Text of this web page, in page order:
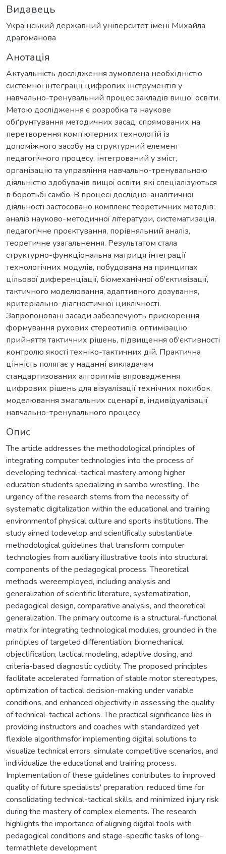
Видавець
Український державний університет імені Михайла
драгоманова
Анотація
Актуальність дослідження зумовлена необхідністю
системної інтеграції цифрових інструментів у
навчально-тренувальний процес закладів вищої освіти.
Метою дослідження є розробка та наукове
обґрунтування методичних засад, спрямованих на
перетворення комп’ютерних технологій із
допоміжного засобу на структурний елемент
педагогічного процесу, інтегрований у зміст,
організацію та управління навчально-тренувальною
діяльністю здобувачів вищої освіти, які спеціалізуються
в боротьбі самбо. В процесі дослідно-аналітичної
діяльності застосовано комплекс теоретичних методів:
аналіз науково-методичної літератури, систематизація,
педагогічне проєктування, порівняльний аналіз,
теоретичне узагальнення. Результатом стала
структурно-функціональна матриця інтеграції
технологічних модулів, побудована на принципах
цільової диференціації, біомеханічної об'єктивізації,
тактичного моделювання, адаптивного дозування,
критеріально-діагностичної циклічності.
Запропоновані засади забезпечують прискорення
формування рухових стереотипів, оптимізацію
прийняття тактичних рішень, підвищення об'єктивності
контролю якості техніко-тактичних дій. Практична
цінність полягає у наданні викладачам
стандартизованих алгоритмів впровадження
цифрових рішень для візуалізації технічних похибок,
моделювання змагальних сценаріїв, індивідуалізації
навчально-тренувального процесу
Опис
The article addresses the methodological principles of
integrating computer technologies into the process of
developing technical-tactical mastery among higher
education students specializing in sambo wrestling. The
urgency of the research stems from the necessity of
systematic digitalization within the educational and training
environmentof physical culture and sports institutions. The
study aimed todevelop and scientifically substantiate
methodological guidelines that transform computer
technologies from auxiliary illustrative tools into structural
components of the pedagogical process. Theoretical
methods wereemployed, including analysis and
generalization of scientific literature, systematization,
pedagogical design, comparative analysis, and theoretical
generalization. The primary outcome is a structural-functional
matrix for integrating technological modules, grounded in the
principles of targeted differentiation, biomechanical
objectification, tactical modeling, adaptive dosing, and
criteria-based diagnostic cyclicity. The proposed principles
facilitate accelerated formation of stable motor stereotypes,
optimization of tactical decision-making under variable
conditions, and enhanced objectivity in assessing the quality
of technical-tactical actions. The practical significance lies in
providing instructors and coaches with standardized yet
flexible algorithmsfor implementing digital solutions to
visualize technical errors, simulate competitive scenarios, and
individualize the educational and training process.
Implementation of these guidelines contributes to improved
quality of future specialists' preparation, reduced time for
consolidating technical-tactical skills, and minimized injury risk
during the mastery of complex elements. The research
highlights the importance of aligning digital tools with
pedagogical conditions and stage-specific tasks of long-
termathlete development